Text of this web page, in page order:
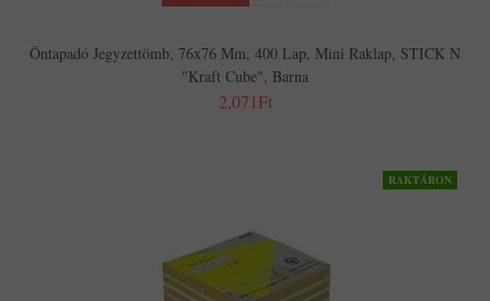
Öntapadó Jegyzettömb, 76x76 Mm, 400 Lap, Mini Raklap, STICK N
"Kraft Cube", Barna
2,071Ft
RAKTÁRON